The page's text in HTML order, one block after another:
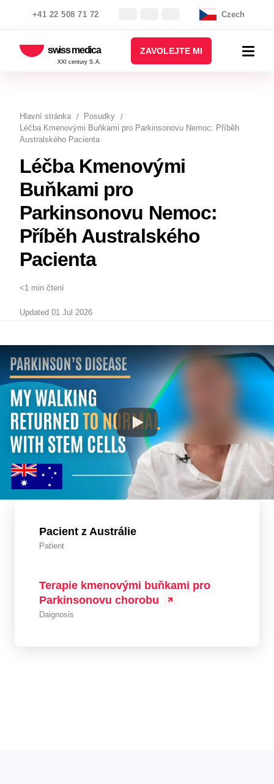
+41 22 508 71 72 Czech
swiss medica
XXI century S.A.
ZAVOLEJTE MI
Hlavní stránka
Posudky
Léčba Kmenovými Buňkami pro Parkinsonovu Nemoc: Příběh
Australského Pacienta
Léčba Kmenovými
Buňkami pro
Parkinsonovu Nemoc:
Příběh Australského
Pacienta
<1 min čtení
Updated 01 Jul 2026
Pacient z Austrálie
Patient
Terapie kmenovými buňkami pro
Parkinsonovu chorobu
Daignosis